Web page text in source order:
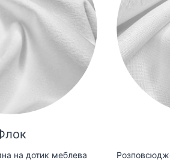
на дотик меблева